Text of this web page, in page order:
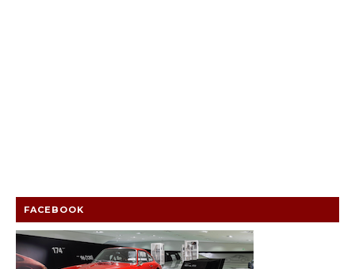
FACEBOOK